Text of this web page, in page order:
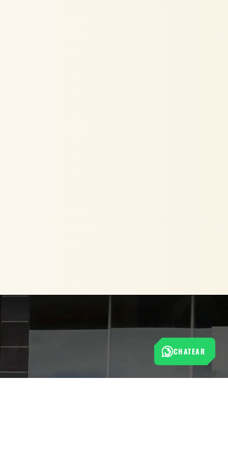
CHATEAR